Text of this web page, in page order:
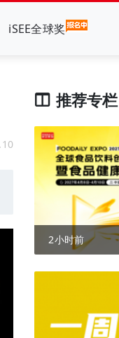
iSEE全球奖
推荐专栏
2小时前